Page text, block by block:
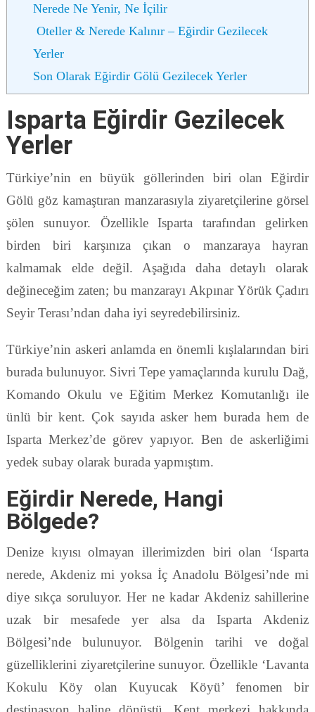
Nerede Ne Yenir, Ne İçilir
Oteller & Nerede Kalınır – Eğirdir Gezilecek
Yerler
Son Olarak Eğirdir Gölü Gezilecek Yerler
Isparta Eğirdir Gezilecek
Yerler
Türkiye’nin en büyük göllerinden biri olan Eğirdir
Gölü göz kamaştıran manzarasıyla ziyaretçilerine görsel
şölen sunuyor. Özellikle Isparta tarafından gelirken
birden biri karşınıza çıkan o manzaraya hayran
kalmamak elde değil. Aşağıda daha detaylı olarak
değineceğim zaten; bu manzarayı Akpınar Yörük Çadırı
Seyir Terası’ndan daha iyi seyredebilirsiniz.
Türkiye’nin askeri anlamda en önemli kışlalarından biri
burada bulunuyor. Sivri Tepe yamaçlarında kurulu Dağ,
Komando Okulu ve Eğitim Merkez Komutanlığı ile
ünlü bir kent. Çok sayıda asker hem burada hem de
Isparta Merkez’de görev yapıyor. Ben de askerliğimi
yedek subay olarak burada yapmıştım.
Eğirdir Nerede, Hangi
Bölgede?
Denize kıyısı olmayan illerimizden biri olan ‘Isparta
nerede, Akdeniz mi yoksa İç Anadolu Bölgesi’nde mi
diye sıkça soruluyor. Her ne kadar Akdeniz sahillerine
uzak bir mesafede yer alsa da Isparta Akdeniz
Bölgesi’nde bulunuyor. Bölgenin tarihi ve doğal
güzelliklerini ziyaretçilerine sunuyor. Özellikle ‘Lavanta
Kokulu Köy olan Kuyucak Köyü’ fenomen bir